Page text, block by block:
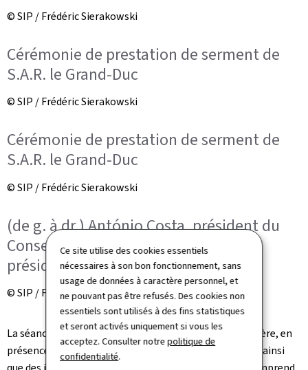
Ce site utilise des cookies essentiels
nécessaires à son bon fonctionnement, sans
usage de données à caractère personnel, et
ne pouvant pas être refusés. Des cookies non
essentiels sont utilisés à des fins statistiques
et seront activés uniquement si vous les
acceptez. Consulter notrepolitique de
confidentialité.
© SIP / Frédéric Sierakowski
Cérémonie de prestation de serment de
S.A.R. le Grand-Duc
© SIP / Frédéric Sierakowski
Cérémonie de prestation de serment de
S.A.R. le Grand-Duc
© SIP / Frédéric Sierakowski
(de g. à dr.) António Costa, président du
Conseil européen ; Roberta Metsola,
présidente du Parlement européen
© SIP / Frédéric Sierakowski
La séance est publique et se déroule dans la salle plénière, en
présence des députés, des membres du gouvernement ainsi